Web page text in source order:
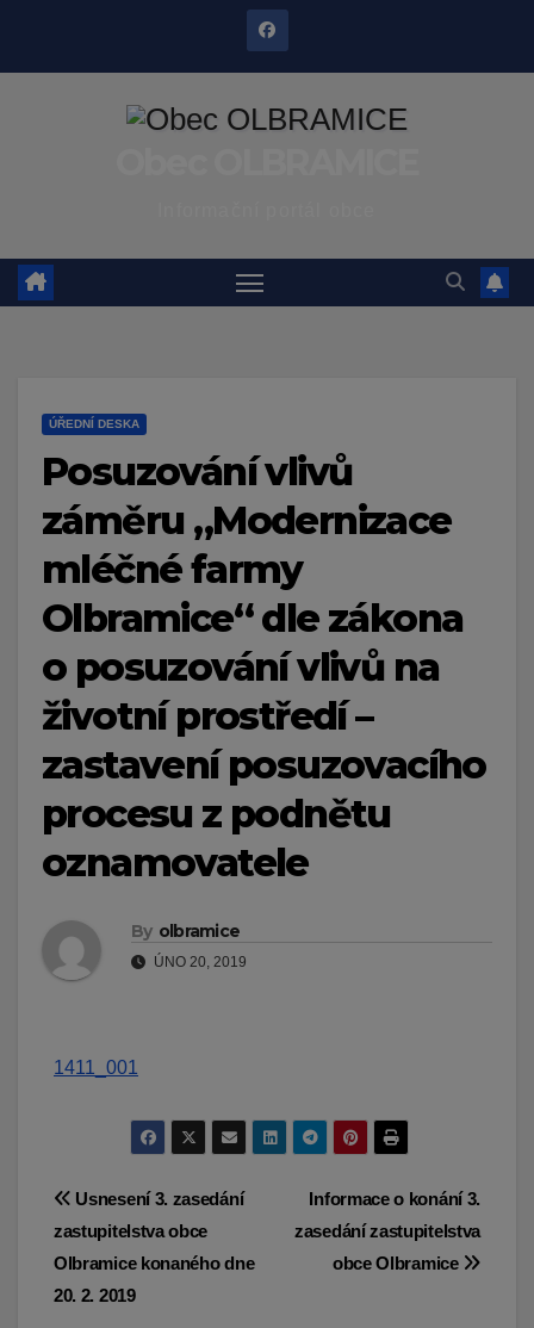
ÚŘEDNÍ DESKA
Posuzování vlivů
záměru „Modernizace
mléčné farmy
Olbramice“ dle zákona
o posuzování vlivů na
životní prostředí –
zastavení posuzovacího
procesu z podnětu
oznamovatele
By olbramice
ÚNO 20, 2019
1411_001
Navigace
pro
příspěvek
Informace o konání 3.
zasedání zastupitelstva
obce Olbramice
Usnesení 3. zasedání
zastupitelstva obce
Olbramice konaného dne
20. 2. 2019